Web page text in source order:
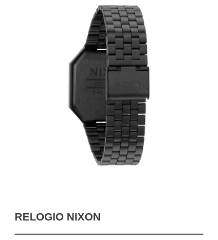
RELOGIO NIXON